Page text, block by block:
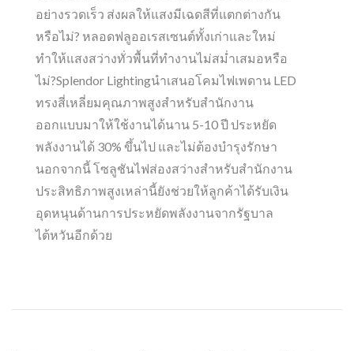
อย่างรวดเร็ว ส่งผลให้แสงมีเฉดสีที่แตกต่างกัน
หรือไม่? หลอดฟลูออเรสเซนต์ทั้งเก่าและใหม่
ทำให้แสงสว่างทั่วพื้นที่ทำงานไม่สม่ำเสมอหรือ
ไม่?Splendor Lightingนำเสนอโคมไฟเพดาน LED
ทรงสี่เหลี่ยมคุณภาพสูงสำหรับสำนักงาน
ออกแบบมาให้ใช้งานได้นาน 5-10 ปี ประหยัด
พลังงานได้ 30% ขึ้นไป และไม่ต้องบำรุงรักษา
นอกจากนี้ โซลูชันไฟส่องสว่างสำหรับสำนักงาน
ประสิทธิภาพสูงเหล่านี้ยังช่วยให้ลูกค้าได้รับเงิน
อุดหนุนด้านการประหยัดพลังงานจากรัฐบาล
ไต้หวันอีกด้วย